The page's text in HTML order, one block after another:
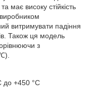
має високу стійкість
виробником
витримувати падіння
Також ця модель
з
до +450 °C